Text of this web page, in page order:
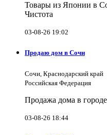
Товары из Японии в
Чистота
03-08-26 19:02
Продаю дом в Сочи
Сочи, Краснодарский край
Российская Федерация
Продажа дома в
03-08-26 18:44